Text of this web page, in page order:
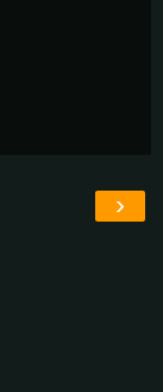
›